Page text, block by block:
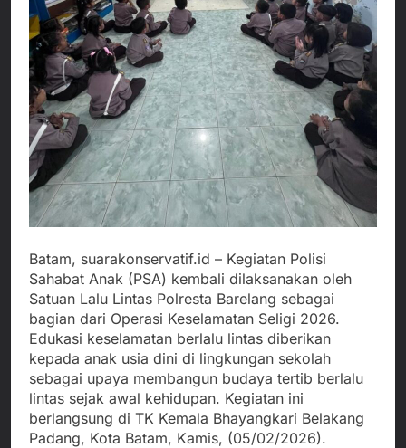
Batam, suarakonservatif.id – Kegiatan Polisi
Sahabat Anak (PSA) kembali dilaksanakan oleh
Satuan Lalu Lintas Polresta Barelang sebagai
bagian dari Operasi Keselamatan Seligi 2026.
Edukasi keselamatan berlalu lintas diberikan
kepada anak usia dini di lingkungan sekolah
sebagai upaya membangun budaya tertib berlalu
lintas sejak awal kehidupan. Kegiatan ini
berlangsung di TK Kemala Bhayangkari Belakang
Padang, Kota Batam, Kamis, (05/02/2026).